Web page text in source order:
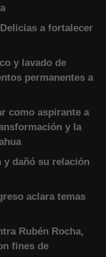
a fortalecer
y lavado de
permanentes a
como aspirante a
y la
y dañó su relación
aclara temas
Rubén Rocha,
fines de